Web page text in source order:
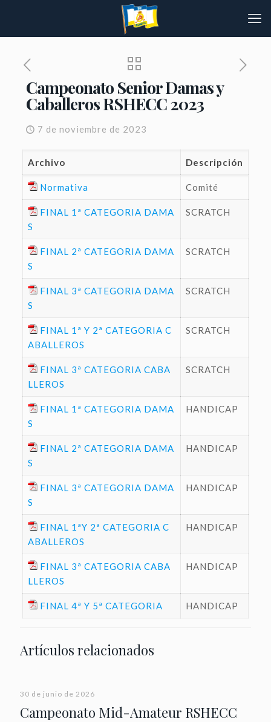
Campeonato Senior Damas y
Caballeros RSHECC 2023
7 de noviembre de 2023
Archivo Descripción
Normativa Comité
FINAL 1ª CATEGORIA DAMA
S
SCRATCH
FINAL 2ª CATEGORIA DAMA
S
SCRATCH
FINAL 3ª CATEGORIA DAMA
S
SCRATCH
FINAL 1ª Y 2ª CATEGORIA C
ABALLEROS
SCRATCH
FINAL 3ª CATEGORIA CABA
LLEROS
SCRATCH
FINAL 1ª CATEGORIA DAMA
S
HANDICAP
FINAL 2ª CATEGORIA DAMA
S
HANDICAP
FINAL 3ª CATEGORIA DAMA
S
HANDICAP
FINAL 1ªY 2ª CATEGORIA C
ABALLEROS
HANDICAP
FINAL 3ª CATEGORIA CABA
LLEROS
HANDICAP
FINAL 4ª Y 5ª CATEGORIA HANDICAP
Artículos relacionados
30 de junio de 2026
Campeonato Mid-Amateur RSHECC